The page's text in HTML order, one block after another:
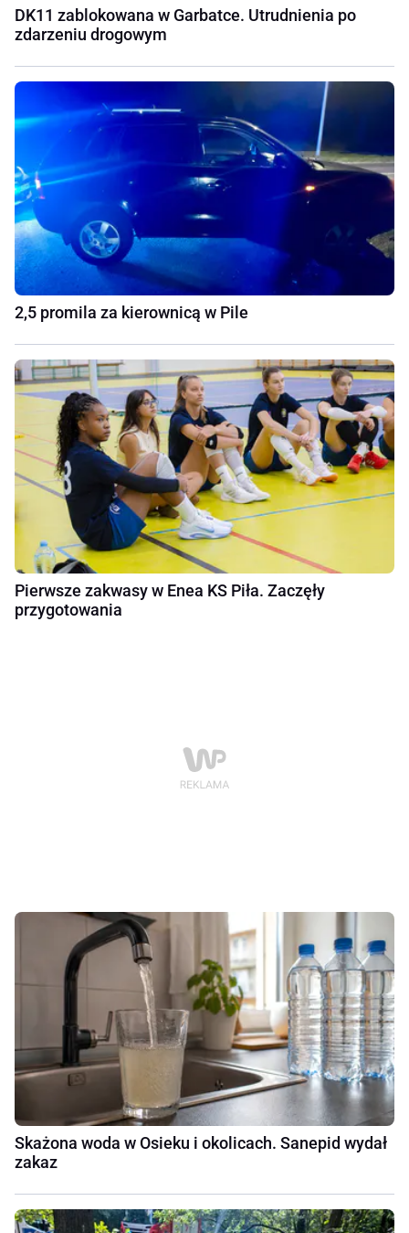
DK11 zablokowana w Garbatce. Utrudnienia po
zdarzeniu drogowym
2,5 promila za kierownicą w Pile
Pierwsze zakwasy w Enea KS Piła. Zaczęły
przygotowania
Skażona woda w Osieku i okolicach. Sanepid wydał
zakaz